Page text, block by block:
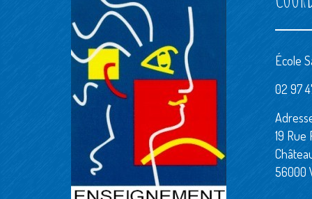
École
02 97
19 Rue
56000